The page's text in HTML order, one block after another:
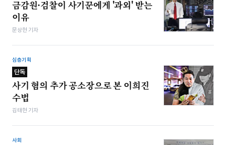
금감원·검찰이 사기꾼에게 '과외' 받는
이유
문상현 기자
심층기획
단독
사기 혐의 추가 공소장으로 본 이희진
수법
김태현 기자
사회